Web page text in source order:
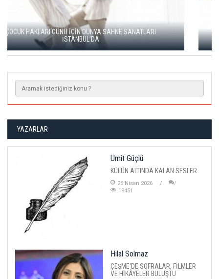
ÖDÜLLÜ FİLMLER İLK KEZ AYVALIK FİLM FESTİVALİ’NDE
YAZARLAR
Ümit Güçlü
KÜLÜN ALTINDA KALAN SESLER
26 Nisan 2026
19451
Hilal Solmaz
ÇEŞME'DE SOFRALAR, FİLMLER
VE HİKÂYELER BULUŞTU